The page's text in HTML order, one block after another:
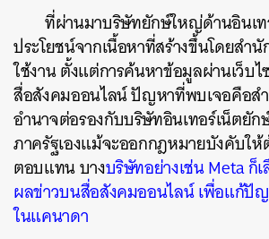
ที่ผ่านมาบริษัทยักษ์ใหญ่ด้านอินเท
ประโยชน์จากเนื้อหาที่สร้างขึ้นโดยสำ
ใช้งาน ตั้งแต่การค้นหาข้อมูลผ่านเว็บ
สื่อสังคมออนไลน์ ปัญหาที่พบเจอคือส
อำนาจต่อรองกับบริษัทอินเทอร์เน็ตยั
ภาครัฐเองแม้จะออกกฎหมายบังคับใ
ตอบแทน บางบริษัทอย่างเช่น Meta ก็
ผลข่าวบนสื่อสังคมออนไลน์ เพื่อแก้ปั
ในแคนาดา